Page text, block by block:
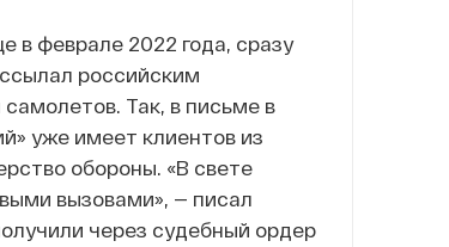
в феврале 2022 года, сразу
российским
Так, в письме в
уже имеет клиентов из
обороны. «В свете
вызовами», — писал
через судебный ордер